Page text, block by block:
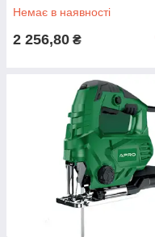
Немає в наявності
2 256,80 ₴